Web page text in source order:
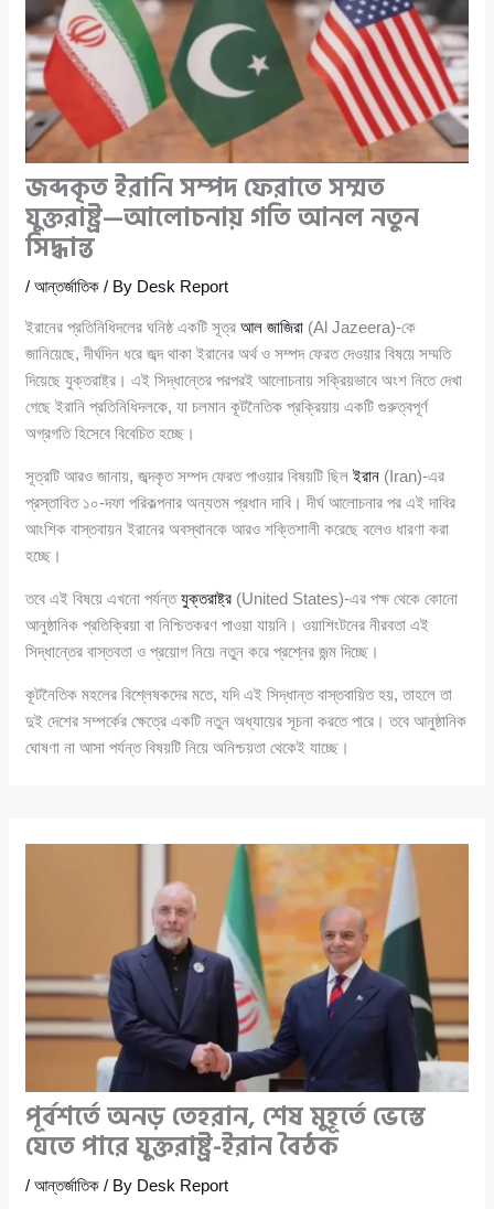
জব্দকৃত ইরানি সম্পদ ফেরাতে সম্মত
যুক্তরাষ্ট্র—আলোচনায় গতি আনল নতুন
সিদ্ধান্ত
/আন্তর্জাতিক / By Desk Report
ইরানের প্রতিনিধিদলের ঘনিষ্ঠ একটি সূত্রআল জাজিরা (Al Jazeera)-কে
জানিয়েছে, দীর্ঘদিন ধরে জব্দ থাকা ইরানের অর্থ ও সম্পদ ফেরত দেওয়ার বিষয়ে সম্মতি
দিয়েছে যুক্তরাষ্ট্র। এই সিদ্ধান্তের পরপরই আলোচনায় সক্রিয়ভাবে অংশ নিতে দেখা
গেছে ইরানি প্রতিনিধিদলকে, যা চলমান কূটনৈতিক প্রক্রিয়ায় একটি গুরুত্বপূর্ণ
অগ্রগতি হিসেবে বিবেচিত হচ্ছে।
সূত্রটি আরও জানায়, জব্দকৃত সম্পদ ফেরত পাওয়ার বিষয়টি ছিলইরান (Iran)-এর
প্রস্তাবিত ১০-দফা পরিকল্পনার অন্যতম প্রধান দাবি। দীর্ঘ আলোচনার পর এই দাবির
আংশিক বাস্তবায়ন ইরানের অবস্থানকে আরও শক্তিশালী করেছে বলেও ধারণা করা
হচ্ছে।
তবে এই বিষয়ে এখনো পর্যন্তযুক্তরাষ্ট্র (United States)-এর পক্ষ থেকে কোনো
আনুষ্ঠানিক প্রতিক্রিয়া বা নিশ্চিতকরণ পাওয়া যায়নি। ওয়াশিংটনের নীরবতা এই
সিদ্ধান্তের বাস্তবতা ও প্রয়োগ নিয়ে নতুন করে প্রশ্নের জন্ম দিচ্ছে।
কূটনৈতিক মহলের বিশ্লেষকদের মতে, যদি এই সিদ্ধান্ত বাস্তবায়িত হয়, তাহলে তা
দুই দেশের সম্পর্কের ক্ষেত্রে একটি নতুন অধ্যায়ের সূচনা করতে পারে। তবে আনুষ্ঠানিক
ঘোষণা না আসা পর্যন্ত বিষয়টি নিয়ে অনিশ্চয়তা থেকেই যাচ্ছে।
পূর্বশর্তে অনড় তেহরান, শেষ মুহূর্তে ভেস্তে
যেতে পারে যুক্তরাষ্ট্র-ইরান বৈঠক
/আন্তর্জাতিক / By Desk Report